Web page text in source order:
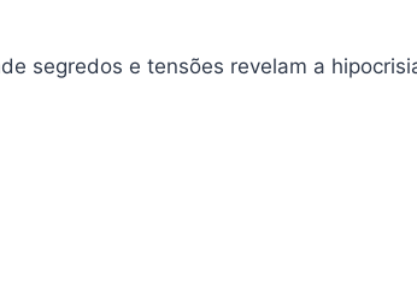
segredos e tensões revelam a